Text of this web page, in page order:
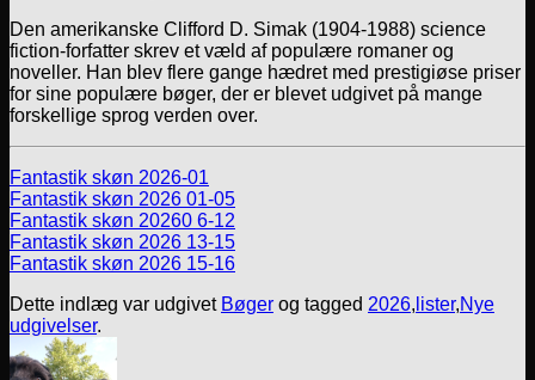
Den amerikanske Clifford D. Simak (1904-1988) science
fiction-forfatter skrev et væld af populære romaner og
noveller. Han blev flere gange hædret med prestigiøse priser
for sine populære bøger, der er blevet udgivet på mange
forskellige sprog verden over.
Fantastik skøn 2026-01
Fantastik skøn 2026 01-05
Fantastik skøn 20260 6-12
Fantastik skøn 2026 13-15
Fantastik skøn 2026 15-16
Dette indlæg var udgivet Bøger og tagged 2026, lister,Nye
udgivelser.